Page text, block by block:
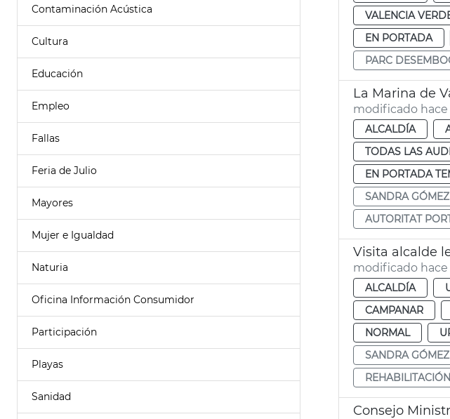
Contaminación Acústica
Cultura
Educación
Empleo
Fallas
Feria de Julio
Mayores
Mujer e Igualdad
Naturia
Oficina Información Consumidor
Participación
Playas
Sanidad
VALENCIA
EN PORTADA
PARC
La Marina de
modificado hace
ALCALDÍA
TODAS LAS
EN PORTADA
SANDRA GÓMEZ
AUTORITAT
Visita alcalde
modificado hace
ALCALDÍA
CAMPANAR
NORMAL
SANDRA GÓMEZ
Consejo